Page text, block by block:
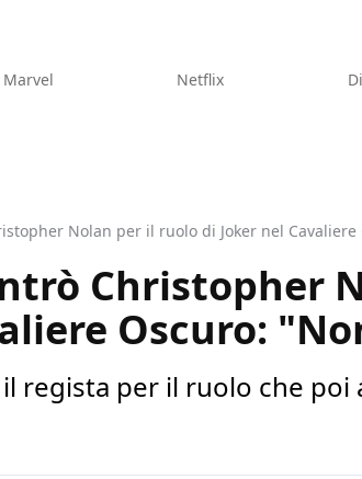
Marvel Netflix
Nolan per il ruolo di Joker nel
Christopher
Oscuro:
regista per il ruolo che poi